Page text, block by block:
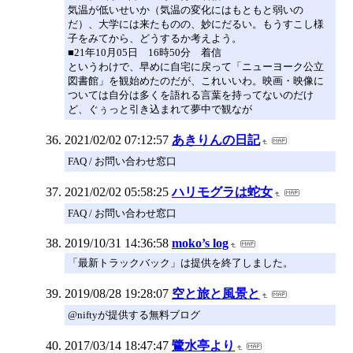
気温が低いせいか（気温の変化にはもともと弱いの
だ）、大学には来たものの、妙にだるい。もうすこし様
子をみてから、どうするか考えよう。
■21年10月05日 16時50分 着信
というわけで、早めに自宅に戻って「ニューヨーク公立
図書館」を観始めたのだが、これいいわ。映画・映像に
ついては自分は多くを語れる言葉を持ってないのだけ
ど、ぐぅっと引き込まれて夢中で観なが
2021/02/02 07:12:57 あきりんの日記
FAQ / お問い合わせ窓口
2021/02/02 05:58:25 ハリモグラは蛇女
FAQ / お問い合わせ窓口
2019/10/31 14:36:58 moko’s log
「最新トラックバック」は提供を終了しました。
2019/08/28 19:28:07 空と旅と風景と
@niftyが提供する無料ブログ
2017/03/14 18:47:47 鷺水亭より